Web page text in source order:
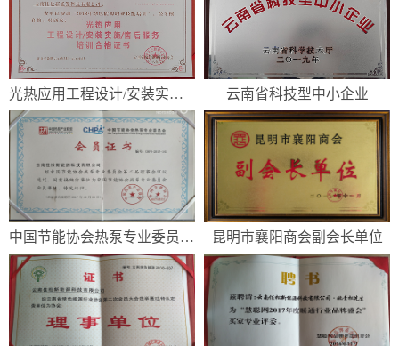
光热应用工程设计/安装实施/售后... 云南省科技型中小企业
中国节能协会热泵专业委员会会员单... 昆明市襄阳商会副会长单位